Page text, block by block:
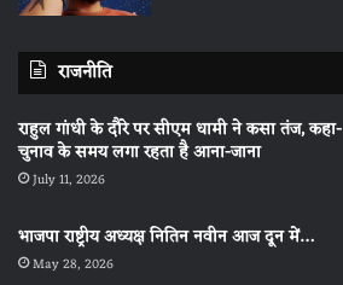
राजनीति
राहुल गांधी के दौरे पर सीएम धामी ने कसा तंज, कहा-
चुनाव के समय लगा रहता है आना-जाना
July 11, 2026
भाजपा राष्ट्रीय अध्यक्ष नितिन नवीन आज दून में…
May 28, 2026